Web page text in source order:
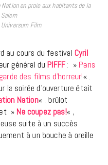
en proie aux habitants de la
Film
au cours du festival Cyril
général du PIFFF : » Paris
des films d’horreur!« .
la soirée d’ouverture était
Nation« , brûlot
» Ne coupez pas!« ,
suite à un succès
à un bouche à oreille